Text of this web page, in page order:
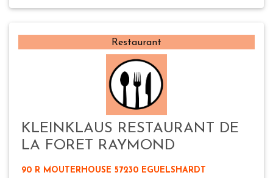
Restaurant
KLEINKLAUS RESTAURANT DE
LA FORET RAYMOND
90 R MOUTERHOUSE 57230 EGUELSHARDT